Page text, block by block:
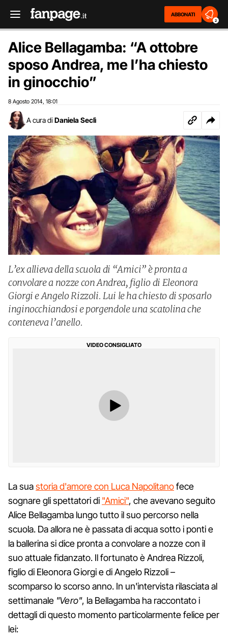
ABBONATI
2
Alice Bellagamba: “A ottobre
sposo Andrea, me l’ha chiesto
in ginocchio”
8 Agosto 2014 18:01
A cura di Daniela Seclì
L’ex allieva della scuola di “Amici” è pronta a
convolare a nozze con Andrea, figlio di Eleonora
Giorgi e Angelo Rizzoli. Lui le ha chiesto di sposarlo
inginocchiandosi e porgendole una scatolina che
conteneva l’anello.
VIDEO CONSIGLIATO
La suastoria d'amore con Luca Napolitanofece
sognare gli spettatori di "Amici", che avevano seguito
Alice Bellagamba lungo tutto il suo percorso nella
scuola. Da allora ne è passata di acqua sotto i ponti e
la ballerina si dice pronta a convolare a nozze con il
suo attuale fidanzato. Il fortunato è Andrea Rizzoli,
figlio di Eleonora Giorgi e di Angelo Rizzoli –
scomparso lo scorso anno. In un'intervista rilasciata al
settimanale "Vero", la Bellagamba ha raccontato i
dettagli di questo momento particolarmente felice per
lei: